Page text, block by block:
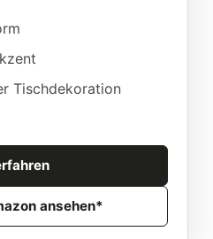
Tischdekoration
ansehen*